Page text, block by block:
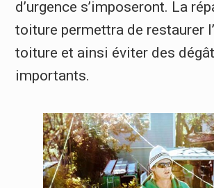
d’urgence s’imposeront. La
toiture permettra de restaurer
toiture et ainsi éviter des
importants.